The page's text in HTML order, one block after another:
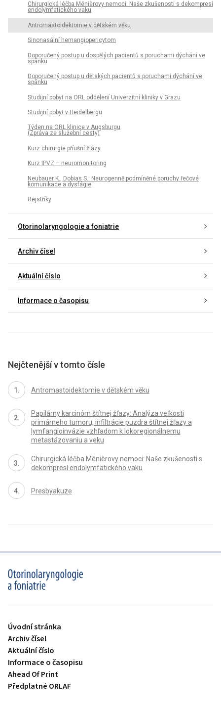
Chirurgická léčba Ménièrovy nemoci: Naše zkušenosti s dekompresí
endolymfatického vaku
Antromastoidektomie v dětském věku
Sinonasální hemangiopericytom
Doporučený postup u dospělých pacientů s poruchami dýchání ve
spánku
Doporučený postup u dětských pacientů s poruchami dýchání ve
spánku
Studijní pobyt na ORL oddělení Univerzitní kliniky v Grazu
Studijní pobyt v Heidelbergu
Týden na ORL klinice v Augsburgu
(Zpráva ze služební cesty)
Kurz chirurgie příušní žlázy
Kurz IPVZ – neuromonitoring
Neubauer K., Dobias S.: Neurogenně podmíněné poruchy řečové
komunikace a dysfágie
Rejstříky
Otorinolaryngologie a foniatrie
Archiv čísel
Aktuální číslo
Informace o časopisu
Nejčtenější v tomto čísle
Antromastoidektomie v dětském věku
Papilárny karcinóm štítnej žľazy: Analýza veľkosti
primárneho tumoru, infiltrácie puzdra štítnej žľazy a
lymfangioinvázie vzhľadom k lokoregionálnemu
metastázovaniu a veku
Chirurgická léčba Ménièrovy nemoci: Naše zkušenosti s
dekompresí endolymfatického vaku
Presbyakuze
proLékaře.cz
Úvodní stránka
Archiv čísel
Aktuální číslo
Informace o časopisu
Ahead Of Print
Předplatné ORLAF